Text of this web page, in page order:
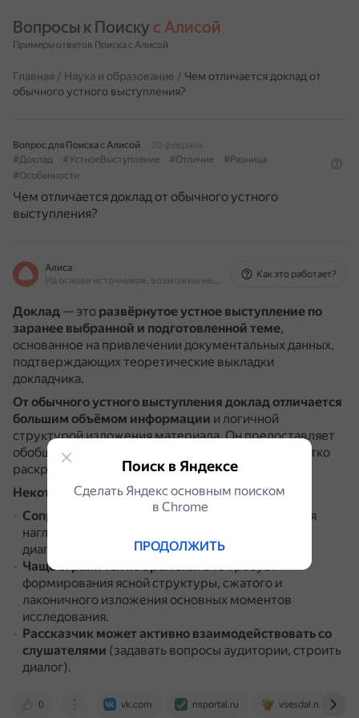
Вопросы к Поиску с Алисой
Примеры ответов Поиска с Алисой
Главная / Наука и образование / Чем отличается доклад от
обычного устного выступления?
Вопрос для Поиска с Алисой
20 февраля
#Доклад
#УстноеВыступление #Отличие
#Разница
#Особенности
Чем отличается доклад от обычного устного
выступления?
Алиса
На основе источников, возможны неточности
Как это работает?
Доклад — это развёрнутое устное выступление по
заранее выбранной и подготовленной теме,
основанное на привлечении документальных данных,
подтверждающих теоретические выкладки
докладчика.
От обычного устного выступления доклад отличается
большим объёмом информации и логичной
структурой изложения материала.Он предоставляет
обобщённые сведения по теме исследования, кратко
раскрывающие его цель, суть и результаты.
Некоторые другие отличия доклада:
Сопровождается визуальными элементами
для
наглядной визуализации информации (слайды,
диаграммы, графики и видео).
Чаще ограничен по времени.Это требует
формирования ясной структуры, сжатого и
лаконичного изложения основных моментов
исследования.
Рассказчик может активно взаимодействовать со
слушателями (задавать вопросы аудитории, строить
диалог).
0 vk.com nsportal.ru vsesdal.ru
Поиск в Яндексе
Сделать Яндекс основным поиском
в Сhrome
ПРОДОЛЖИТЬ